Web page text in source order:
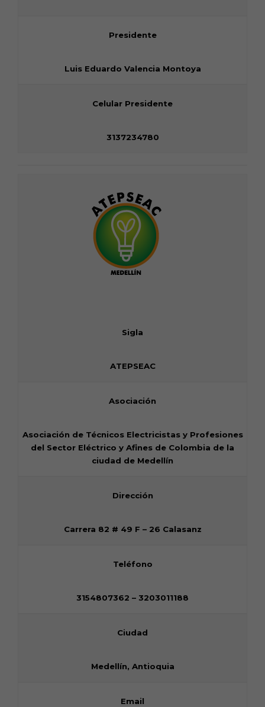
Presidente
Luis Eduardo Valencia Montoya
Celular Presidente
3137234780
Sigla
ATEPSEAC
Asociación
Asociación de Técnicos Electricistas y Profesiones
del Sector Eléctrico y Afines de Colombia de la
ciudad de Medellín
Dirección
Carrera 82 # 49 F – 26 Calasanz
Teléfono
3154807362 – 3203011188
Ciudad
Medellín, Antioquia
Email